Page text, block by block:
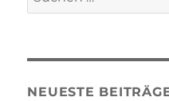
nach:
NEUESTE